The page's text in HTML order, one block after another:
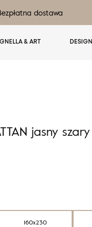
dostawa
& ART DESIGN
jasny szary
160x230